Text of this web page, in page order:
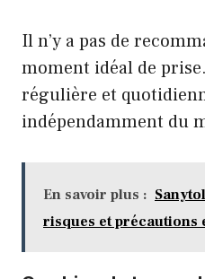
Il n’y a pas de
moment idéal de
régulière et
indépendamment du
En savoir plus :
risques et précautions